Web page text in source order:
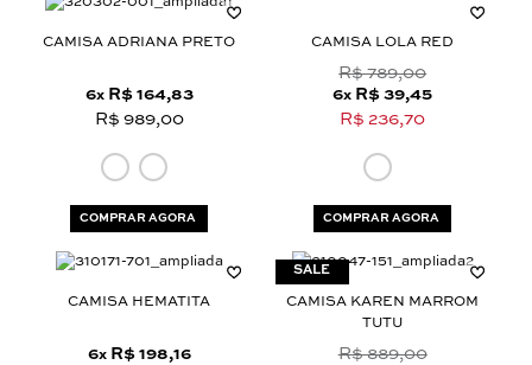
CAMISA ADRIANA PRETO
6x R$ 164,83
R$ 989,00
COMPRAR AGORA
CAMISA LOLA RED
R$ 789,00
6x R$ 39,45
R$ 236,70
COMPRAR AGORA
CAMISA HEMATITA
6x R$ 198,16
CAMISA KAREN MARROM
TUTU
R$ 889,00